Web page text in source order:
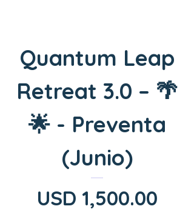
Quantum Leap
Retreat 3.0 – 🌴
🌟 - Preventa
(Junio)
Precio
USD 1,500.00